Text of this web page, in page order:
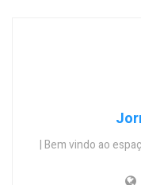
| Bem vindo ao